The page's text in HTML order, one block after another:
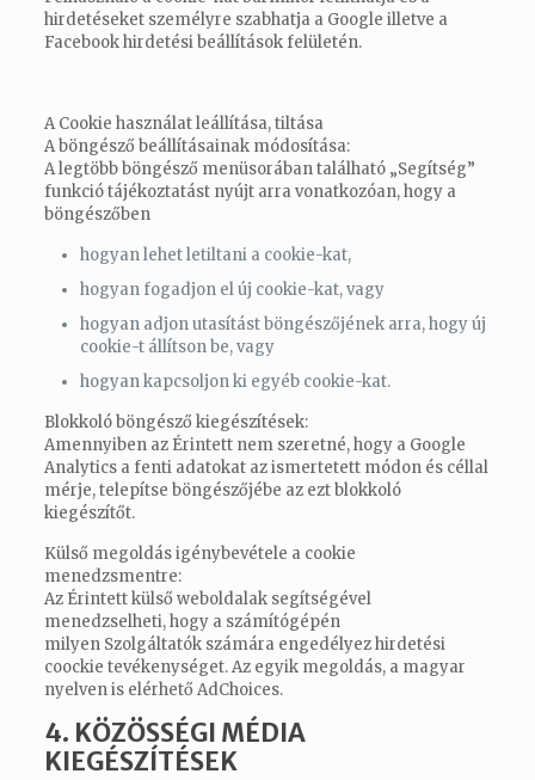
hirdetéseket személyre szabhatja a Google illetve a
Facebook hirdetési beállítások felületén.
A Cookie használat leállítása, tiltása
A böngésző beállításainak módosítása:
A legtöbb böngésző menüsorában található „Segítség”
funkció tájékoztatást nyújt arra vonatkozóan, hogy a
böngészőben
hogyan lehet letiltani a cookie-kat,
hogyan fogadjon el új cookie-kat, vagy
hogyan adjon utasítást böngészőjének arra, hogy új
cookie-t állítson be, vagy
hogyan kapcsoljon ki egyéb cookie-kat.
Blokkoló böngésző kiegészítések:
Amennyiben az Érintett nem szeretné, hogy a Google
Analytics a fenti adatokat az ismertetett módon és céllal
mérje, telepítse böngészőjébe az ezt blokkoló
kiegészítőt.
Külső megoldás igénybevétele a cookie
menedzsmentre:
Az Érintett külső weboldalak segítségével
menedzselheti, hogy a számítógépén
milyen Szolgáltatók számára engedélyez hirdetési
coockie tevékenységet. Az egyik megoldás, a magyar
nyelven is elérhető AdChoices.
4. KÖZÖSSÉGI MÉDIA
KIEGÉSZÍTÉSEK